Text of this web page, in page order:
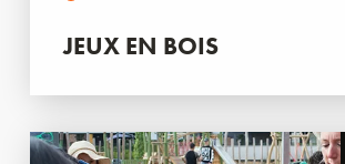
JEUX EN BOIS